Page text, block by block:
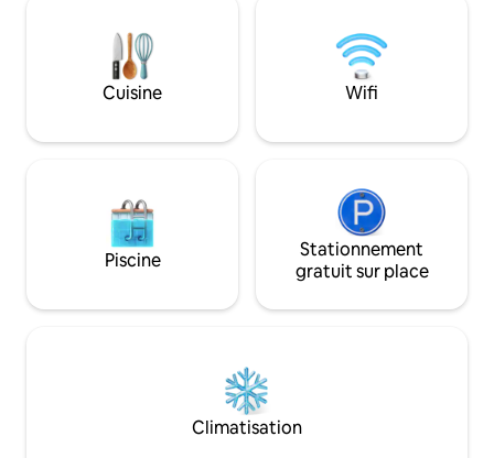
Cuisine Wifi
Piscine
Stationnement
gratuit sur place
Climatisation